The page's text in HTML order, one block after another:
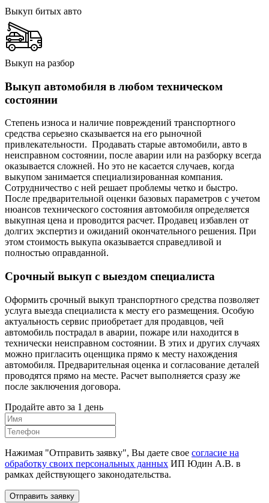
Выкуп битых авто
Выкуп на разбор
Выкуп автомобиля в любом техническом
состоянии
Степень износа и наличие повреждений транспортного
средства серьезно сказывается на его рыночной
привлекательности. Продавать старые автомобили, авто в
неисправном состоянии, после аварии или на разборку всегда
оказывается сложней. Но это не касается случаев, когда
выкупом занимается специализированная компания.
Сотрудничество с ней решает проблемы четко и быстро.
После предварительной оценки базовых параметров с учетом
нюансов технического состояния автомобиля определяется
выкупная цена и проводится расчет. Продавец избавлен от
долгих экспертиз и ожиданий окончательного решения. При
этом стоимость выкупа оказывается справедливой и
полностью оправданной.
Срочный выкуп с выездом специалиста
Оформить срочный выкуп транспортного средства позволяет
услуга выезда специалиста к месту его размещения. Особую
актуальность сервис приобретает для продавцов, чей
автомобиль пострадал в аварии, пожаре или находится в
технически неисправном состоянии. В этих и других случаях
можно пригласить оценщика прямо к месту нахождения
автомобиля. Предварительная оценка и согласование деталей
проводятся прямо на месте. Расчет выполняется сразу же
после заключения договора.
Продайте авто за 1 день
Нажимая "Отправить заявку", Вы даете свое согласие на
обработку своих персональных данных ИП Юдин А.В. в
рамках действующего законодательства.
Отправить заявку